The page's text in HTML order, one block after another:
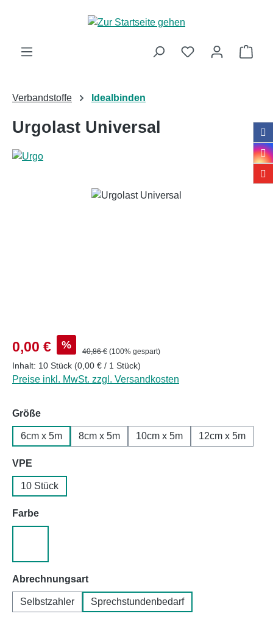
Zum Hauptinhalt springen
Verbandstoffe Idealbinden
Urgolast Universal
Bildergalerie überspringen
Verkaufspreis:
0,00 € % Regulärer Preis:
40,86 € (100% gespart)
Inhalt: 10 Stück (0,00 € / 1 Stück)
Preise inkl. MwSt. zzgl. Versandkosten
Größeauswählen
6cm x 5m 8cm x 5m 10cm x 5m 12cm x 5m
VPE
10 Stück
Farbeauswählen
Abrechnungsartauswählen
Selbstzahler Sprechstundenbedarf